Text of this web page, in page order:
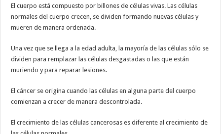
El cuerpo está compuesto por billones de células vivas. Las células
normales del cuerpo crecen, se dividen formando nuevas células y
mueren de manera ordenada.
Una vez que se llega a la edad adulta, la mayoría de las células sólo se
dividen para remplazar las células desgastadas o las que están
muriendo y para reparar lesiones.
El cáncer se origina cuando las células en alguna parte del cuerpo
comienzan a crecer de manera descontrolada.
El crecimiento de las células cancerosas es diferente al crecimiento de